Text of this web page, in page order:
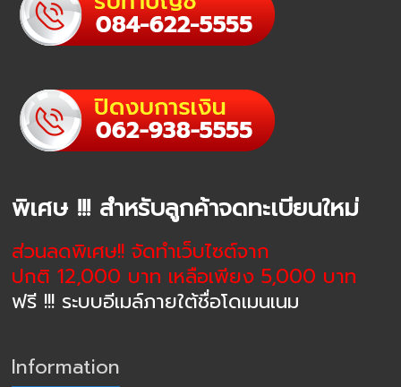
พิเศษ !!! สำหรับลูกค้าจดทะเบียนใหม่
ส่วนลดพิเศษ!! จัดทำเว็บไซต์จาก
ปกติ 12,000 บาท เหลือเพียง 5,000 บาท
ฟรี !!! ระบบอีเมล์ภายใต้ชื่อโดเมนเนม
Information